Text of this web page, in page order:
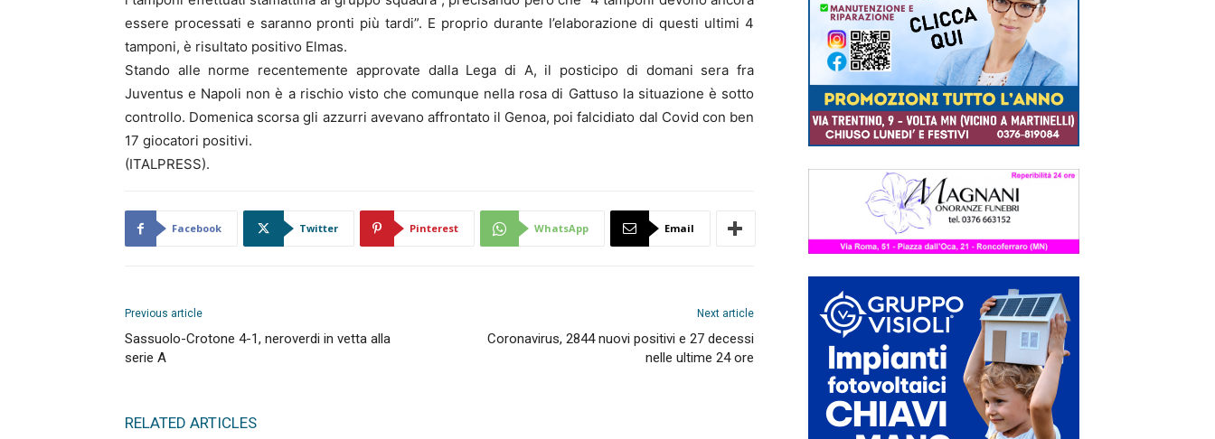
essere processati e saranno pronti più tardi”. E proprio durante l’elaborazione di questi ultimi 4
tamponi, è risultato positivo Elmas.
Stando alle norme recentemente approvate dalla Lega di A, il posticipo di domani sera fra
Juventus e Napoli non è a rischio visto che comunque nella rosa di Gattuso la situazione è sotto
controllo. Domenica scorsa gli azzurri avevano affrontato il Genoa, poi falcidiato dal Covid con ben
17 giocatori positivi.
(ITALPRESS).
Facebook Twitter Pinterest WhatsApp Email
Previous article
Sassuolo-Crotone 4-1, neroverdi in vetta alla
serie A
Next article
Coronavirus, 2844 nuovi positivi e 27 decessi
nelle ultime 24 ore
RELATED ARTICLES